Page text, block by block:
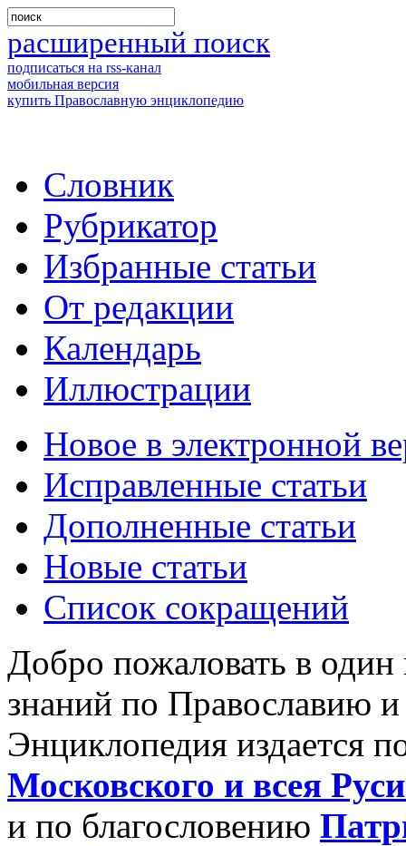
расширенный поиск
подписаться на rss-канал
мобильная версия
купить Православную энциклопедию
Словник
Рубрикатор
Избранные статьи
От редакции
Календарь
Иллюстрации
Новое в электронной
Исправленные статьи
Дополненные статьи
Новые статьи
Список сокращений
Добро пожаловать в
знаний по Православию
Энциклопедия издается
Московского и всея
и по благословению